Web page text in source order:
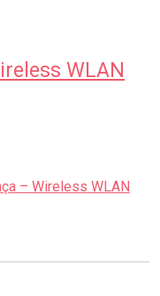
WLAN
– Wireless WLAN